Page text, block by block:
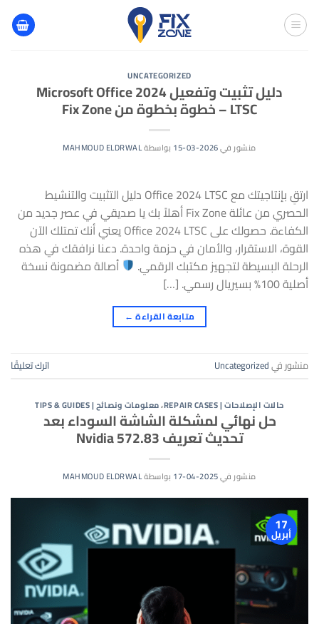
تخطي
للمحتوى
UNCATEGORIZED
دليل تثبيت وتفعيل Microsoft Office 2024
LTSC – خطوة بخطوة من Fix Zone
منشور في2026-03-15 بواسطةMAHMOUD ELDRWAL
ارتقِ بإنتاجيتك مع Office 2024 LTSC دليل التثبيت والتنشيط
الحصري من عائلة Fix Zone أهلاً بك يا صديقي في عصر جديد من
الكفاءة. حصولك على Office 2024 LTSC يعني أنك تمتلك الآن
القوة، الاستقرار، والأمان في حزمة واحدة. دعنا نرافقك في هذه
الرحلة البسيطة لتجهيز مكتبك الرقمي.
أصالة مضمونة نسخة
أصلية 100% بسيريال رسمي. […]
متابعة القراءة ←
منشور فيUncategorized اترك تعليقًا
حالات الإصلاحات | REPAIR CASES ،معلومات ونصائح | TIPS & GUIDES
حل نهائي لمشكلة الشاشة السوداء بعد
تحديث تعريف Nvidia 572.83
منشور في2025-04-17 بواسطةMAHMOUD ELDRWAL
17
أبريل